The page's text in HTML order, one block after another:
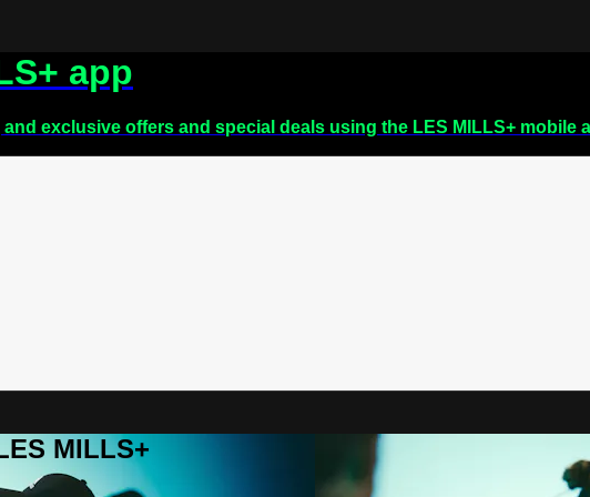
app
exclusive offers and special deals using the LES MILLS+ mobile
MILLS+